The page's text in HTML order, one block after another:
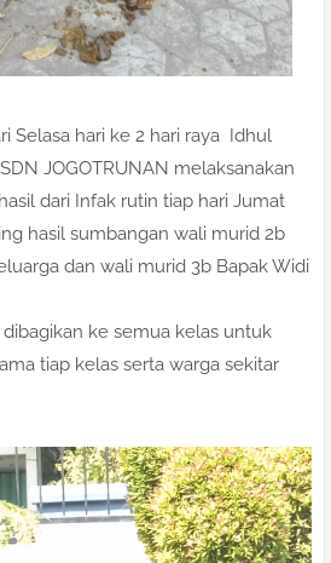
Selasa hari ke 2 hari raya Idhul
JOGOTRUNAN melaksanakan
dari Infak rutin tiap hari Jumat
hasil sumbangan wali murid 2b
dan wali murid 3b Bapak Widi
ke semua kelas untuk
tiap kelas serta warga sekitar